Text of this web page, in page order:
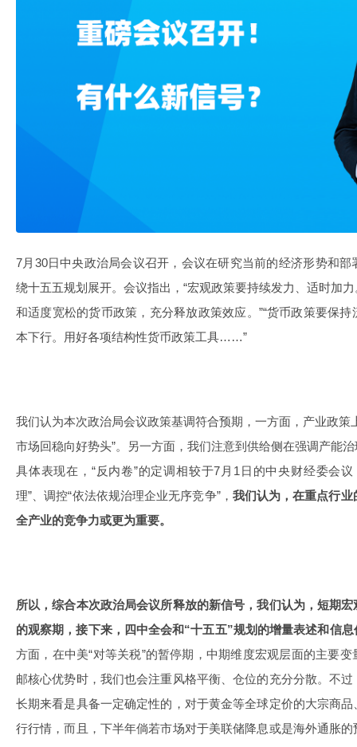
7月30日中央政治局会议召开，会议在研究当前的经济形势和
绕十五五规划展开。会议指出，“宏观政策要持续发力、适时加
和适度宽松的货币政策，充分释放政策效应。”“货币政策要保
本下行。用好各项结构性货币政策工具……”
我们认为本次政治局会议政策基调符合预期，一方面，产业政策
市场回稳向好势头”。另一方面，我们注意到供给侧在强调产能
具体表现在，“反内卷”的定调相较于7月1日的中央财经委会
理”、调控“依法依规治理企业无序竞争”， 我们认为，在重点行
全产业的竞争力或更为重要。
所以，综合本次政治局会议所释放的新信号，我们认为，短期
的观察期，接下来，四中全会和“十五五”规划的增量表述和信
方面，在中美“对等关税”的暂停期，中期维度宏观层面的主要
邮核心优势时，我们也会注重风格平衡、仓位的充分分散。不
长期来看是具备一定确定性的，对于黄金等全球定价的大宗商
行行情，而且，下半年倘若市场对于美联储降息或是海外通胀